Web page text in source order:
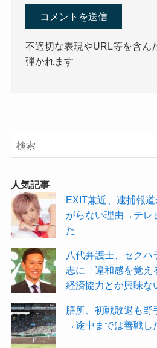
不適切な表現やURL等を含ん
弾かれます
人気記事
EXIT兼近、逮捕報
がらない理由→テレ
た
八代弁護士、セク
志に「違和感を覚
経済協力とか興味な
膳所、初戦敗退も野
→途中までは善戦し